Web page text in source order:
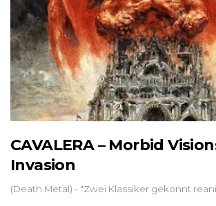
CAVALERA – Morbid
Invasion
(Death Metal) - "Zwei Klassiker gekonnt